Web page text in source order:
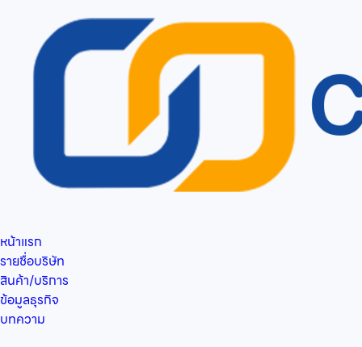
หน้าแรก
รายชื่อบริษัท
สินค้า/บริการ
ข้อมูลธุรกิจ
บทความ